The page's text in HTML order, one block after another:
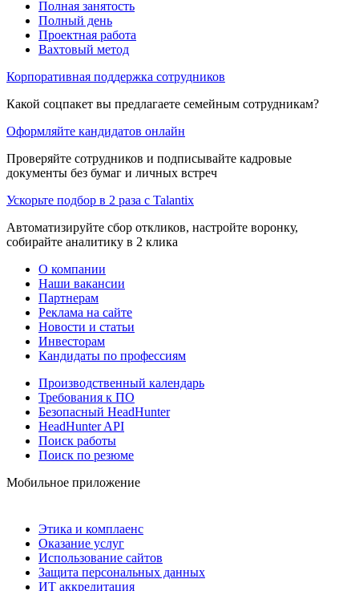
Полная занятость
Полный день
Проектная работа
Вахтовый метод
Корпоративная поддержка сотрудников
Какой соцпакет вы предлагаете семейным сотрудникам?
Оформляйте кандидатов онлайн
Проверяйте сотрудников и подписывайте кадровые
документы без бумаг и личных встреч
Ускорьте подбор в 2 раза с Talantix
Автоматизируйте сбор откликов, настройте воронку,
собирайте аналитику в 2 клика
О компании
Наши вакансии
Партнерам
Реклама на сайте
Новости и статьи
Инвесторам
Кандидаты по профессиям
Производственный календарь
Требования к ПО
Безопасный HeadHunter
HeadHunter API
Поиск работы
Поиск по резюме
Мобильное приложение
Этика и комплаенс
Оказание услуг
Использование сайтов
Защита персональных данных
ИТ аккредитация